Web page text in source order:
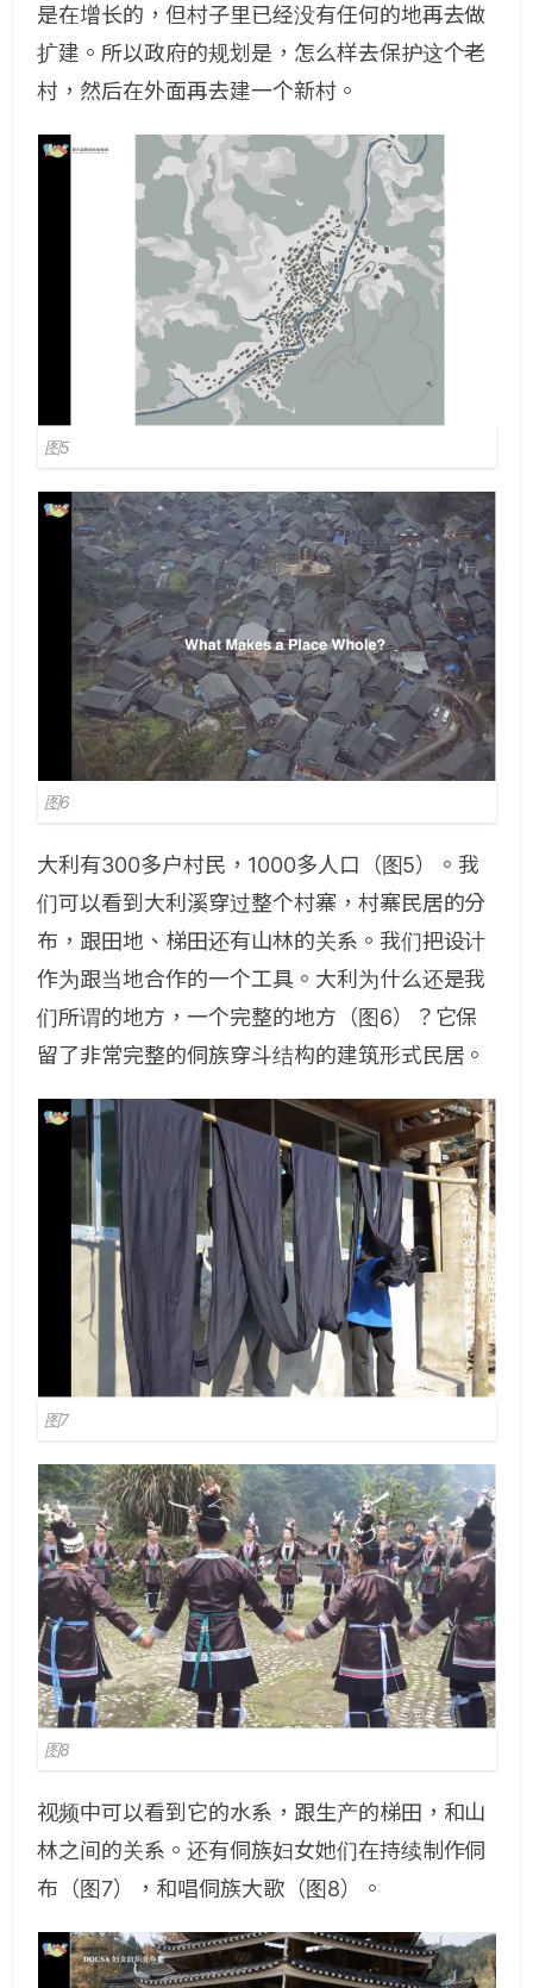
是在增长的，但村子里已经没有任何的地再去做
扩建。所以政府的规划是，怎么样去保护这个老
村，然后在外面再去建一个新村。
图5
图6
大利有300多户村民，1000多人口（图5）。我
们可以看到大利溪穿过整个村寨，村寨民居的分
布，跟田地、梯田还有山林的关系。我们把设计
作为跟当地合作的一个工具。大利为什么还是我
们所谓的地方，一个完整的地方（图6）？它保
留了非常完整的侗族穿斗结构的建筑形式民居。
图7
图8
视频中可以看到它的水系，跟生产的梯田，和山
林之间的关系。还有侗族妇女她们在持续制作侗
布（图7），和唱侗族大歌（图8）。